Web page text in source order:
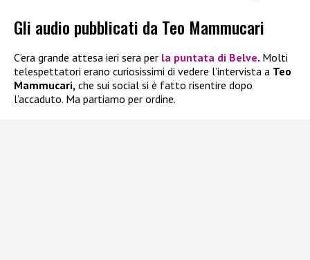
Gli audio pubblicati da Teo Mammucari
C’era grande attesa ieri sera per la puntata di Belve. Molti
telespettatori erano curiosissimi di vedere l’intervista a Teo
Mammucari, che sui social si è fatto risentire dopo
l’accaduto. Ma partiamo per ordine.